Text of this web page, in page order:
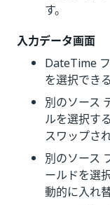
す。
入力データ画面
DateTime
を選択でき
別のソース
ルを選択す
スワップさ
別のソース
ールドを選
動的に入れ